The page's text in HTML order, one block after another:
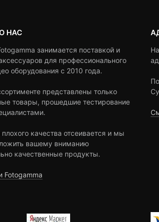
НАС
занимается поставкой и
для профессионального
оборудования с 2010 года.
представлены только
товары, прошедшие тестирование
качества отсеивается и мы
вашему вниманию
качественные продукты.
Fotogamma